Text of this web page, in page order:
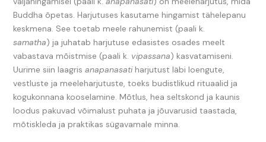
Buddha õpetas. Harjutuses kasutame hingamist tähelepanu
keskmena. See toetab meele rahunemist (paali k.
samatha) ja juhatab harjutuse edasistes osades meelt
vabastava mõistmise (paali k. vipassana) kasvatamiseni.
Uurime siin laagrisanapanasatiharjutust läbi loengute,
vestluste ja meeleharjutuste, toeks budistlikud rituaalid ja
kogukonnana kooselamine. Mõtlus, hea seltskond ja kaunis
loodus pakuvad võimalust puhata ja jõuvarusid taastada,
mõtiskleda ja praktikas sügavamale minna.